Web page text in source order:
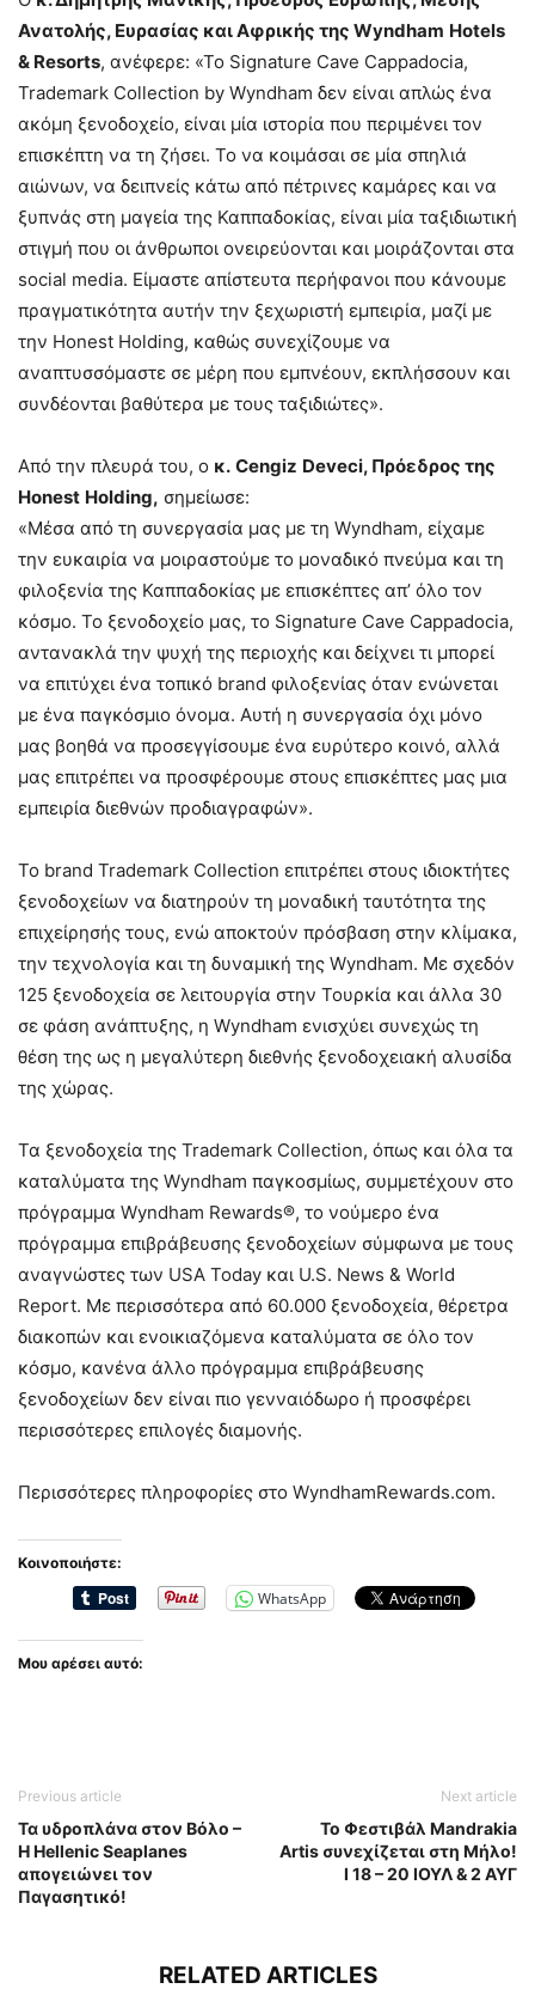
Ανατολής, Ευρασίας και Αφρικής της Wyndham Hotels
& Resorts, ανέφερε: «Το Signature Cave Cappadocia,
Trademark Collection by Wyndham δεν είναι απλώς ένα
ακόμη ξενοδοχείο, είναι μία ιστορία που περιμένει τον
επισκέπτη να τη ζήσει. Το να κοιμάσαι σε μία σπηλιά
αιώνων, να δειπνείς κάτω από πέτρινες καμάρες και να
ξυπνάς στη μαγεία της Καππαδοκίας, είναι μία ταξιδιωτική
στιγμή που οι άνθρωποι ονειρεύονται και μοιράζονται στα
social media. Είμαστε απίστευτα περήφανοι που κάνουμε
πραγματικότητα αυτήν την ξεχωριστή εμπειρία, μαζί με
την Honest Holding, καθώς συνεχίζουμε να
αναπτυσσόμαστε σε μέρη που εμπνέουν, εκπλήσσουν και
συνδέονται βαθύτερα με τους ταξιδιώτες».
Από την πλευρά του, ο κ. Cengiz Deveci, Πρόεδρος της
Honest Holding, σημείωσε:
«Μέσα από τη συνεργασία μας με τη Wyndham, είχαμε
την ευκαιρία να μοιραστούμε το μοναδικό πνεύμα και τη
φιλοξενία της Καππαδοκίας με επισκέπτες απ’ όλο τον
κόσμο. Το ξενοδοχείο μας, το Signature Cave Cappadocia,
αντανακλά την ψυχή της περιοχής και δείχνει τι μπορεί
να επιτύχει ένα τοπικό brand φιλοξενίας όταν ενώνεται
με ένα παγκόσμιο όνομα. Αυτή η συνεργασία όχι μόνο
μας βοηθά να προσεγγίσουμε ένα ευρύτερο κοινό, αλλά
μας επιτρέπει να προσφέρουμε στους επισκέπτες μας μια
εμπειρία διεθνών προδιαγραφών».
Το brand Trademark Collection επιτρέπει στους ιδιοκτήτες
ξενοδοχείων να διατηρούν τη μοναδική ταυτότητα της
επιχείρησής τους, ενώ αποκτούν πρόσβαση στην κλίμακα,
την τεχνολογία και τη δυναμική της Wyndham. Με σχεδόν
125 ξενοδοχεία σε λειτουργία στην Τουρκία και άλλα 30
σε φάση ανάπτυξης, η Wyndham ενισχύει συνεχώς τη
θέση της ως η μεγαλύτερη διεθνής ξενοδοχειακή αλυσίδα
της χώρας.
Τα ξενοδοχεία της Trademark Collection, όπως και όλα τα
καταλύματα της Wyndham παγκοσμίως, συμμετέχουν στο
πρόγραμμα Wyndham Rewards®, το νούμερο ένα
πρόγραμμα επιβράβευσης ξενοδοχείων σύμφωνα με τους
αναγνώστες των USA Today και U.S. News & World
Report. Με περισσότερα από 60.000 ξενοδοχεία, θέρετρα
διακοπών και ενοικιαζόμενα καταλύματα σε όλο τον
κόσμο, κανένα άλλο πρόγραμμα επιβράβευσης
ξενοδοχείων δεν είναι πιο γενναιόδωρο ή προσφέρει
περισσότερες επιλογές διαμονής.
Περισσότερες πληροφορίες στο WyndhamRewards.com.
Κοινοποιήστε:
WhatsApp
Μου αρέσει αυτό:
Previous article
Τα υδροπλάνα στον Βόλο –
Η Hellenic Seaplanes
απογειώνει τον
Παγασητικό!
Next article
Το Φεστιβάλ Mandrakia
Artis συνεχίζεται στη Μήλο!
Ι 18 – 20 ΙΟΥΛ & 2 ΑΥΓ
RELATED ARTICLES